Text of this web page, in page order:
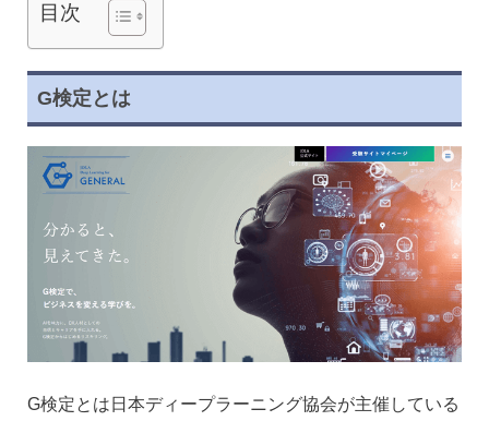
目次
G検定とは
G検定とは日本ディープラーニング協会が主催している